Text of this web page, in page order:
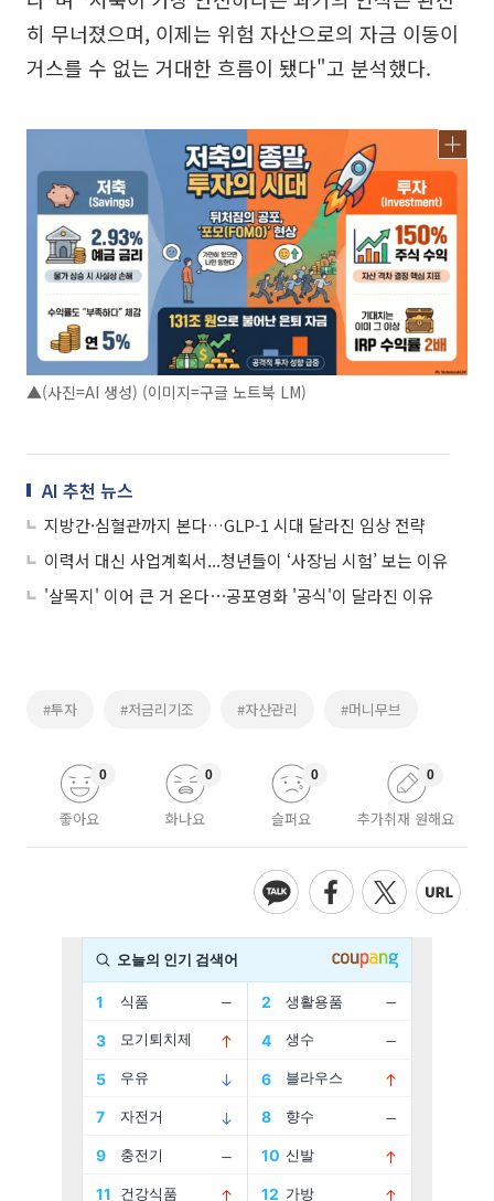
히 무너졌으며, 이제는 위험 자산으로의 자금 이동이
거스를 수 없는 거대한 흐름이 됐다"고 분석했다.
▲(사진=AI 생성) (이미지=구글 노트북 LM)
AI 추천 뉴스
지방간·심혈관까지 본다…GLP-1 시대 달라진 임상 전략
이력서 대신 사업계획서...청년들이 ‘사장님 시험’ 보는 이유
'살목지' 이어 큰 거 온다⋯공포영화 '공식'이 달라진 이유
#투자 #저금리기조 #자산관리 #머니무브
좋아요
0
화나요
0
슬퍼요
0
추가취재 원해요
0